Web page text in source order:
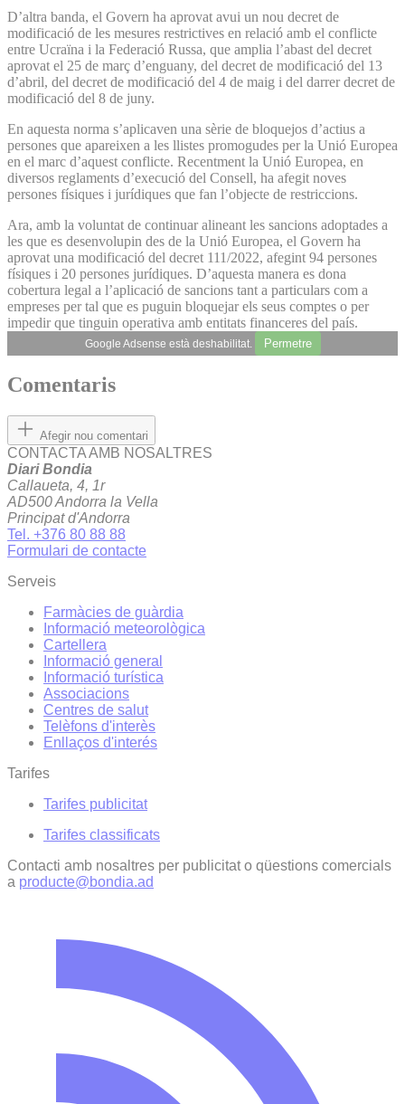
D’altra banda, el Govern ha aprovat avui un nou decret de
modificació de les mesures restrictives en relació amb el conflicte
entre Ucraïna i la Federació Russa, que amplia l’abast del decret
aprovat el 25 de març d’enguany, del decret de modificació del 13
d’abril, del decret de modificació del 4 de maig i del darrer decret de
modificació del 8 de juny.
En aquesta norma s’aplicaven una sèrie de bloquejos d’actius a
persones que apareixen a les llistes promogudes per la Unió Europea
en el marc d’aquest conflicte. Recentment la Unió Europea, en
diversos reglaments d’execució del Consell, ha afegit noves
persones físiques i jurídiques que fan l’objecte de restriccions.
Ara, amb la voluntat de continuar alineant les sancions adoptades a
les que es desenvolupin des de la Unió Europea, el Govern ha
aprovat una modificació del decret 111/2022, afegint 94 persones
físiques i 20 persones jurídiques. D’aquesta manera es dona
cobertura legal a l’aplicació de sancions tant a particulars com a
empreses per tal que es puguin bloquejar els seus comptes o per
impedir que tinguin operativa amb entitats financeres del país.
Google Adsense està deshabilitat. Permetre
Comentaris
Afegir nou comentari
CONTACTA AMB NOSALTRES
Diari Bondia
Callaueta, 4, 1r
AD500 Andorra la Vella
Principat d'Andorra
Tel. +376 80 88 88
Formulari de contacte
Serveis
Farmàcies de guàrdia
Informació meteorològica
Cartellera
Informació general
Informació turística
Associacions
Centres de salut
Telèfons d'interès
Enllaços d'interés
Tarifes
Tarifes publicitat
Tarifes classificats
Contacti amb nosaltres per publicitat o qüestions comercials
a producte@bondia.ad